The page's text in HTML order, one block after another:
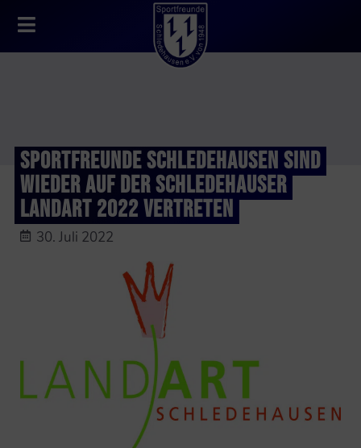
SPORTFREUNDE SCHLEDEHAUSEN SIND
WIEDER AUF DER SCHLEDEHAUSER
LANDART 2022 VERTRETEN
30. Juli 2022